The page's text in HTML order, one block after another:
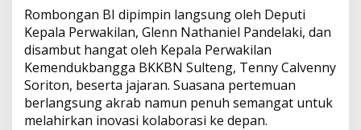
g
a
B
e
r
k
u
a
Rombongan BI dipimpin langsung oleh Deputi
Kepala Perwakilan, Glenn Nathaniel Pandelaki, dan
disambut hangat oleh Kepala Perwakilan
Kemendukbangga BKKBN Sulteng, Tenny Calvenny
Soriton, beserta jajaran. Suasana pertemuan
berlangsung akrab namun penuh semangat untuk
melahirkan inovasi kolaborasi ke depan.